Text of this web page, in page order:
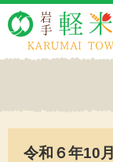
令和６年10